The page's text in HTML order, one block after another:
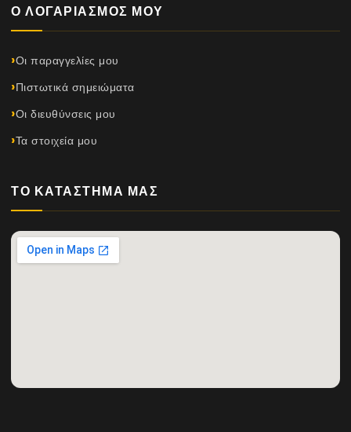
Ο ΛΟΓΑΡΙΑΣΜΌΣ ΜΟΥ
Οι παραγγελίες μου
Πιστωτικά σημειώματα
Οι διευθύνσεις μου
Τα στοιχεία μου
ΤΟ ΚΑΤΆΣΤΗΜΆ ΜΑΣ